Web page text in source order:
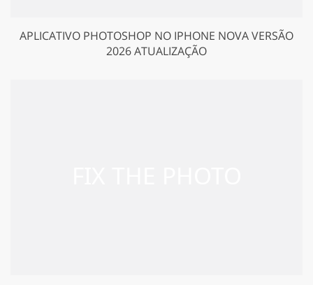
APLICATIVO PHOTOSHOP NO IPHONE NOVA VERSÃO
2026 ATUALIZAÇÃO